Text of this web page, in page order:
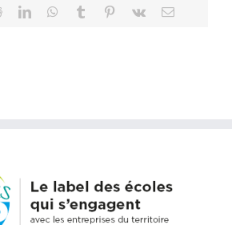
RedditLinkedInWhatsApp
Tumblr Pinterest
Vk Email